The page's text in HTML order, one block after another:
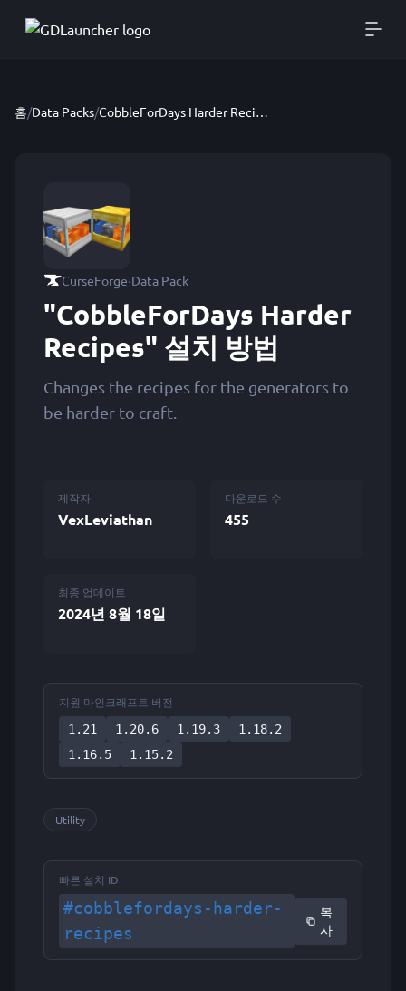
홈/Data Packs/ CobbleForDays Harder Recipes
CurseForge·Data Pack
"CobbleForDays Harder
Recipes" 설치 방법
Changes the recipes for the generators to
be harder to craft.
제작자
VexLeviathan
다운로드 수
455
최종 업데이트
2024년 8월 18일
지원 마인크래프트 버전
1.21
1.20.6 1.19.3
1.18.2
1.16.5
1.15.2
Utility
빠른 설치 ID
#cobblefordays-harder-
recipes
복
사